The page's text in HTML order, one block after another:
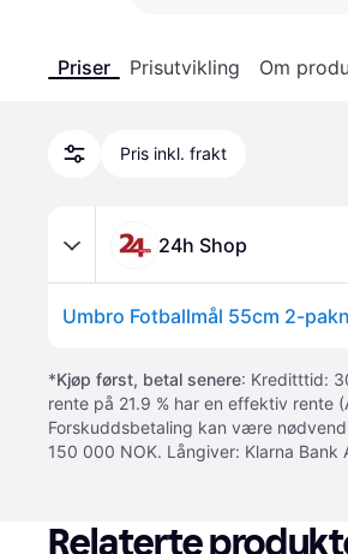
Priser Prisutvikling Om
Pris inkl. frakt
24h Shop
Umbro Fotballmål 55cm 2-
*Kjøp først, betal senere: Kreditttid:
rente på 21.9 % har en effektiv rente
Forskuddsbetaling kan være
150 000 NOK. Långiver: Klarna
Relaterte